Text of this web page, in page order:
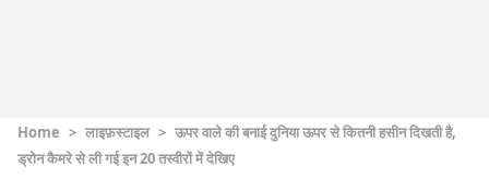
Home > लाइफ़स्टाइल > ऊपर वाले की बनाई दुनिया ऊपर से कितनी हसीन दिखती है,
ड्रोन कैमरे से ली गई इन 20 तस्वीरों में देखिए